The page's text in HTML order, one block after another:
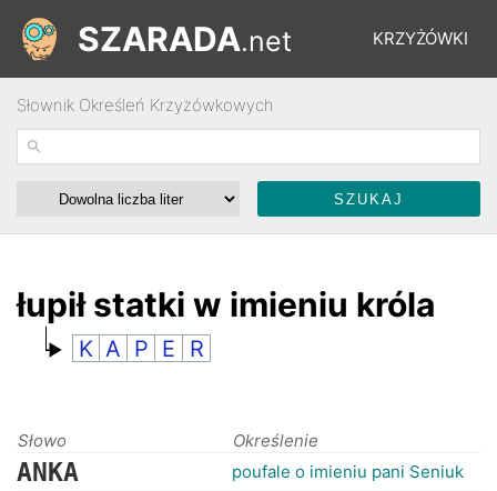
KRZYŻÓWKI
ŁAMIGŁÓWKI
SZARADA.net
Słownik Określeń Krzyżówkowych
łupił statki w imieniu króla
K A P E R
Słowo Określenie
ANKA poufale o imieniu pani Seniuk